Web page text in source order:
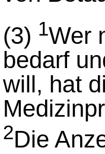
(3) 1Wer
bedarf
will, hat
2Die